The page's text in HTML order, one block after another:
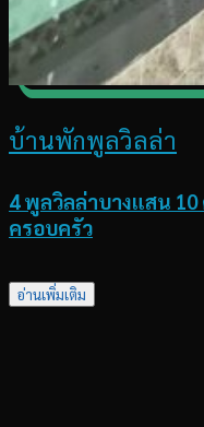
บ้านพักพูลวิลล่า
4 พูลวิลล่าบางแสน
ครอบครัว
อ่านเพิ่มเติม